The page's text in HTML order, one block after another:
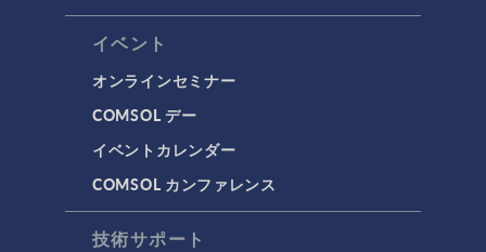
イベント
オンラインセミナー
COMSOL デー
イベントカレンダー
COMSOL カンファレンス
技術サポート